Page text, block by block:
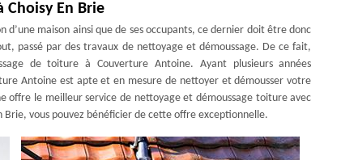
En Brie
maison ainsi que de ses occupants, ce dernier doit être donc
passé par des travaux de nettoyage et démoussage. De ce fait,
de toiture à Couverture Antoine. Ayant plusieurs années
Antoine est apte et en mesure de nettoyer et démousser votre
le meilleur service de nettoyage et démoussage toiture avec
Brie, vous pouvez bénéficier de cette offre exceptionnelle.